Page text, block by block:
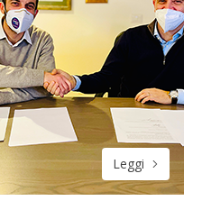
Leggi